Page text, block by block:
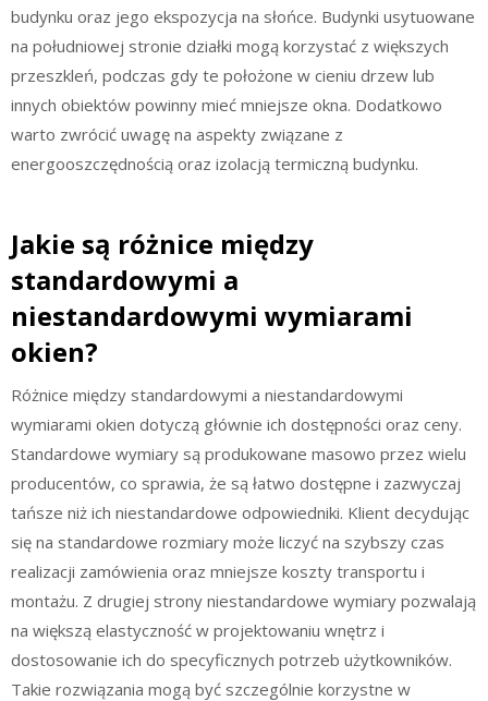
budynku oraz jego ekspozycja na słońce. Budynki usytuowane
na południowej stronie działki mogą korzystać z większych
przeszkleń, podczas gdy te położone w cieniu drzew lub
innych obiektów powinny mieć mniejsze okna. Dodatkowo
warto zwrócić uwagę na aspekty związane z
energooszczędnością oraz izolacją termiczną budynku.
Jakie są różnice między
standardowymi a
niestandardowymi wymiarami
okien?
Różnice między standardowymi a niestandardowymi
wymiarami okien dotyczą głównie ich dostępności oraz ceny.
Standardowe wymiary są produkowane masowo przez wielu
producentów, co sprawia, że są łatwo dostępne i zazwyczaj
tańsze niż ich niestandardowe odpowiedniki. Klient decydując
się na standardowe rozmiary może liczyć na szybszy czas
realizacji zamówienia oraz mniejsze koszty transportu i
montażu. Z drugiej strony niestandardowe wymiary pozwalają
na większą elastyczność w projektowaniu wnętrz i
dostosowanie ich do specyficznych potrzeb użytkowników.
Takie rozwiązania mogą być szczególnie korzystne w